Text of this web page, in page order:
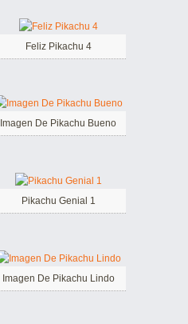
Feliz Pikachu 4
Imagen De Pikachu Bueno
Pikachu Genial 1
Imagen De Pikachu Lindo